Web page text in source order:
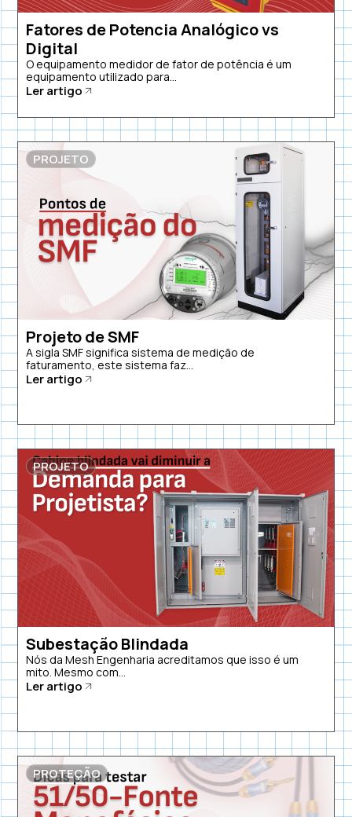
Fatores de Potencia Analógico vs
Digital
O equipamento medidor de fator de potência é um
equipamento utilizado para...
Ler artigo
PROJETO
Projeto de SMF
A sigla SMF significa sistema de medição de
faturamento, este sistema faz...
Ler artigo
PROJETO
Subestação Blindada
Nós da Mesh Engenharia acreditamos que isso é um
mito. Mesmo com...
Ler artigo
PROTEÇÃO